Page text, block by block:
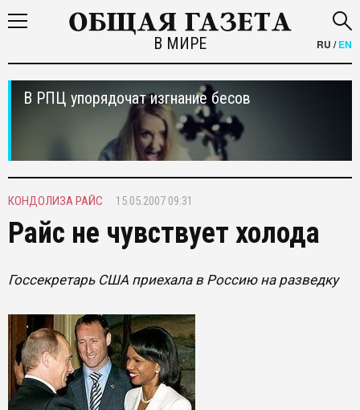
В МИРЕ RU /EN
В РПЦ упорядочат изгнание бесов
КОНДОЛИЗА РАЙС 15.05.2007 09:31
Райс не чувствует холода
Госсекретарь США приехала в Россию на разведку